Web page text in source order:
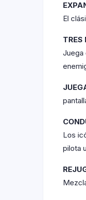
El
TRES
Juega
Los
pilota